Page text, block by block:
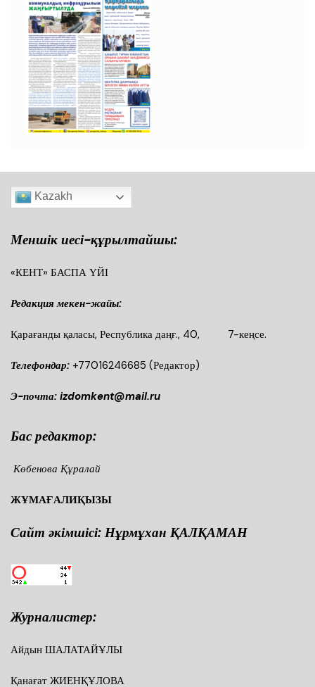
Kazakh
Меншік иесі-құрылтайшы:
«КЕНТ» БАСПА ҮЙІ
Редакция мекен-жайы:
Қарағанды қаласы, Республика даңғ., 40, 7-кеңсе.
Телефондар: +77016246685 (Редактор)
Э-почта: izdomkent@mail.ru
Бас редактор:
Көбенова Құралай
ЖҰМАҒАЛИҚЫЗЫ
Сайт әкімшісі: Нұрмұхан ҚАЛҚАМАН
Журналистер:
Айдын ШАЛАТАЙҰЛЫ
Қанағат ЖИЕНҚҰЛОВА